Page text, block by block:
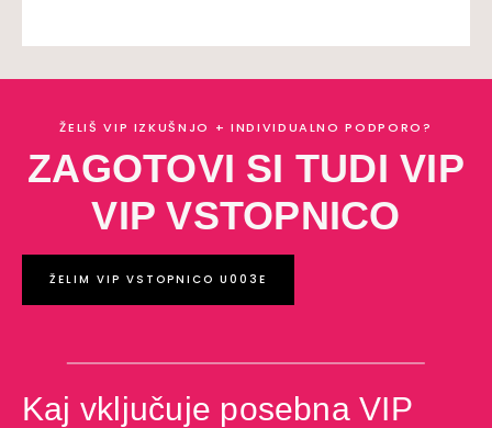
ŽELIŠ VIP IZKUŠNJO + INDIVIDUALNO PODPORO?
ZAGOTOVI SI TUDI VIP
VIP VSTOPNICO
ŽELIM VIP VSTOPNICO U003E
Kaj vključuje posebna VIP